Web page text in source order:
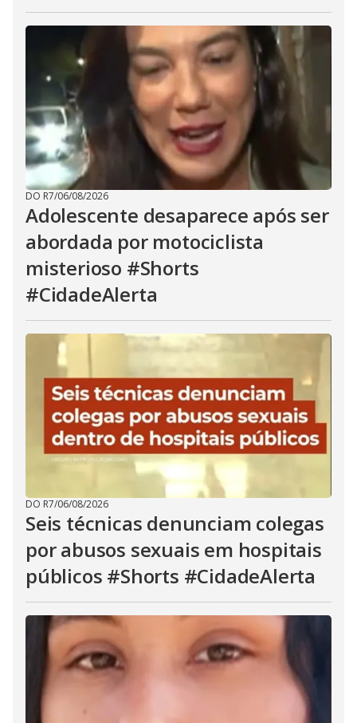
DO R7/06/08/2026
Adolescente desaparece após ser
abordada por motociclista
misterioso #Shorts
#CidadeAlerta
DO R7/06/08/2026
Seis técnicas denunciam colegas
por abusos sexuais em hospitais
públicos #Shorts #CidadeAlerta